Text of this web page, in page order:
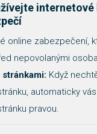
online zabezpečení,
nepovolanými
Když
automaticky
pravou.